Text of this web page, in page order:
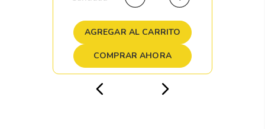
AGREGAR AL CARRITO
COMPRAR AHORA